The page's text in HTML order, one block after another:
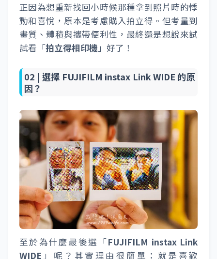
正因為想重新找回小時候那種拿到照片時的悸
動和喜悅，原本是考慮購入拍立得。但考量到
畫質、體積與攜帶便利性，最終還是想說來試
試看「拍立得相印機 」好了！
02 |選擇 FUJIFILM instax Link WIDE 的原
因？
至於為什麼最後選「FUJIFILM instax Link
WIDE 」呢？其實理由很簡單：就是喜歡